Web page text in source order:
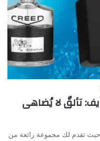
تألقٌ لا يُضاهى
حيث تقدم لك مجموعة رائعة من